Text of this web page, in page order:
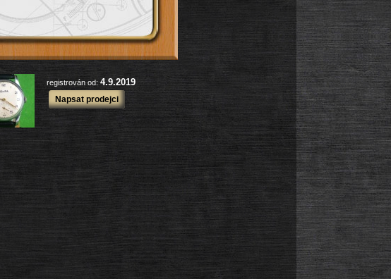
registrován od:4.9.2019
Napsat prodejci